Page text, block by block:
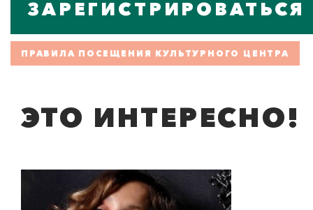
ЗАРЕГИСТРИРОВАТЬСЯ
ПРАВИЛА ПОСЕЩЕНИЯ КУЛЬТУРНОГО ЦЕНТРА
ЭТО ИНТЕРЕСНО!